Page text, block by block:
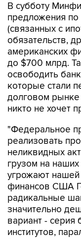
В субботу
предложения
(связанных с
обязательств,
американских
до $700 млрд.
освободить
которые стали
долговом
никто не хочет
"Федеральное
реализовать
неликвидных
грузом на
угрожают нашей
финансов США
радикальные
значительно
вариант - серия
институтов,